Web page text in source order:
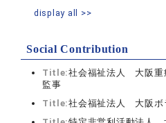
display all >>
Social Contribution
Title:社会福祉法人 大阪重
監事
Title:社会福祉法人 大阪ボ